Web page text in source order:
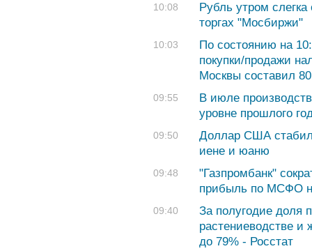
10:08
Рубль утром
торгах "Мосбиржи"
10:03
По состоянию на
покупки/продажи
Москвы составил
09:55
В июле
уровне прошлого
09:50
Доллар США
иене и юаню
09:48
"Газпромбанк"
прибыль по МСФО
09:40
За полугодие доля
растениеводстве и
до 79% - Росстат